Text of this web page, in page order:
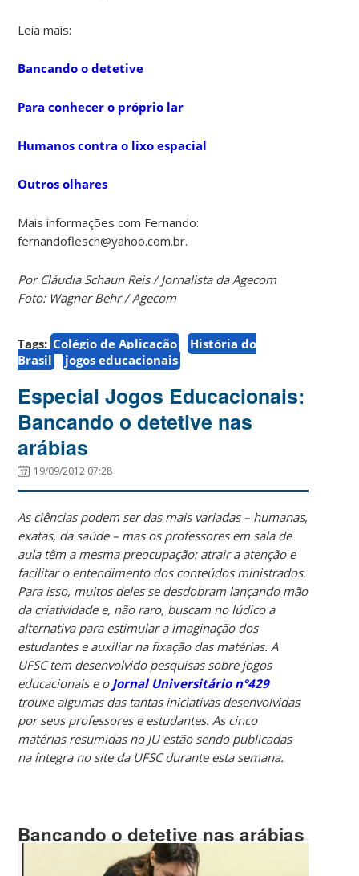
Leia mais:
Bancando o detetive
Para conhecer o próprio lar
Humanos contra o lixo espacial
Outros olhares
Mais informações com Fernando:
fernandoflesch@yahoo.com.br.
Por Cláudia Schaun Reis / Jornalista da Agecom
Foto: Wagner Behr / Agecom
Tags: Colégio de Aplicação
História do
Brasil
jogos educacionais
Especial Jogos Educacionais:
Bancando o detetive nas
arábias
19/09/2012 07:28
As ciências podem ser das mais variadas – humanas,
exatas, da saúde – mas os professores em sala de
aula têm a mesma preocupação: atrair a atenção e
facilitar o entendimento dos conteúdos ministrados.
Para isso, muitos deles se desdobram lançando mão
da criatividade e, não raro, buscam no lúdico a
alternativa para estimular a imaginação dos
estudantes e auxiliar na fixação das matérias. A
UFSC tem desenvolvido pesquisas sobre jogos
educacionais e o Jornal Universitário n°429
trouxe algumas das tantas iniciativas desenvolvidas
por seus professores e estudantes. As cinco
matérias resumidas no JU estão sendo publicadas
na íntegra no site da UFSC durante esta semana.
Bancando o detetive nas arábias